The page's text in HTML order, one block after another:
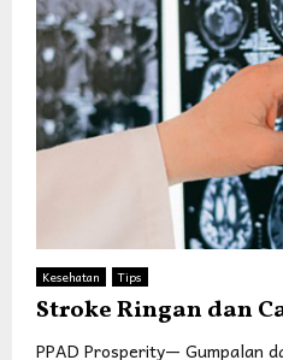
Kesehatan Tips
Stroke Ringan dan
PPAD Prosperity— Gumpalan